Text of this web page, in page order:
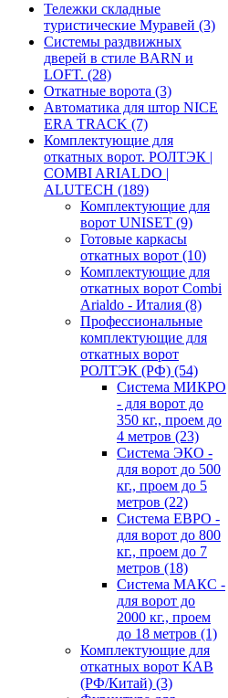
Тележки складные
туристические Муравей (3)
Системы раздвижных
дверей в стиле BARN и
LOFT. (28)
Откатные ворота (3)
Автоматика для штор NICE
ERA TRACK (7)
Комплектующие для
откатных ворот. РОЛТЭК |
COMBI ARIALDO |
ALUTECH (189)
Комплектующие для
ворот UNISET (9)
Готовые каркасы
откатных ворот (10)
Комплектующие для
откатных ворот Combi
Arialdo - Италия (8)
Профессиональные
комплектующие для
откатных ворот
РОЛТЭК (РФ) (54)
Система МИКРО
- для ворот до
350 кг., проем до
4 метров (23)
Система ЭКО -
для ворот до 500
кг., проем до 5
метров (22)
Система ЕВРО -
для ворот до 800
кг., проем до 7
метров (18)
Система МАКС -
для ворот до
2000 кг., проем
до 18 метров (1)
Комплектующие для
откатных ворот КАВ
(РФ/Китай) (3)